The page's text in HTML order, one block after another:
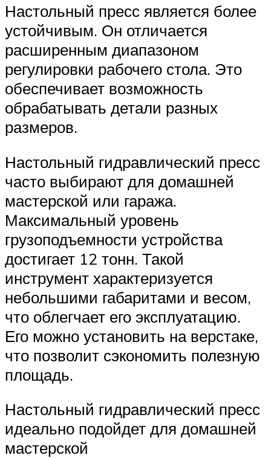
Настольный пресс является более
устойчивым. Он отличается
расширенным диапазоном
регулировки рабочего стола. Это
обеспечивает возможность
обрабатывать детали разных
размеров.
Настольный гидравлический пресс
часто выбирают для домашней
мастерской или гаража.
Максимальный уровень
грузоподъемности устройства
достигает 12 тонн. Такой
инструмент характеризуется
небольшими габаритами и весом,
что облегчает его эксплуатацию.
Его можно установить на верстаке,
что позволит сэкономить полезную
площадь.
Настольный гидравлический пресс
идеально подойдет для домашней
мастерской